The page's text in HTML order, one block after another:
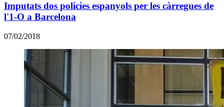
Imputats dos policies espanyols per les càrregues de
l'1-O a Barcelona
07/02/2018